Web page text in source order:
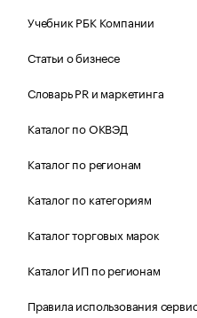
Учебник РБК Компании
Статьи о бизнесе
Словарь PR и маркетинга
Каталог по ОКВЭД
Каталог по регионам
Каталог по категориям
Каталог торговых марок
Каталог ИП по регионам
Правила использования